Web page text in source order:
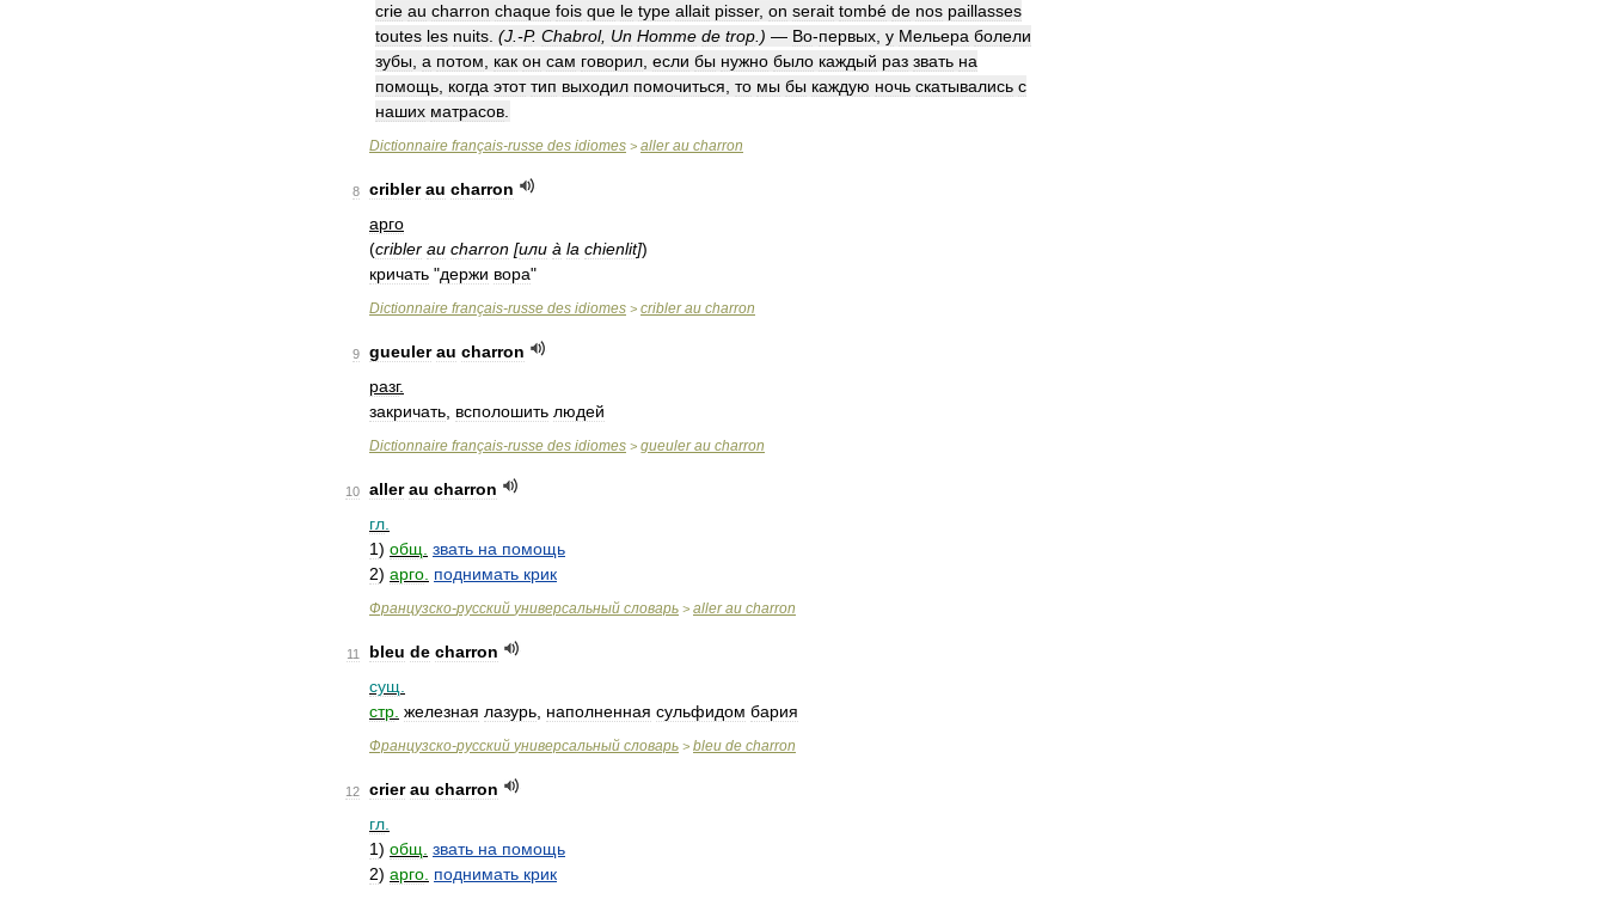
crie au charron chaque fois que le type allait pisser, on serait tombé de nos paillasses
toutes les nuits (J .-P. Chabrol, Un Homme de trop .) — Во-первых у Мельера болели
зубы а потом как он сам говорил если бы нужно было каждый раз звать на
помощь когда этот тип выходил помочиться то мы бы каждую ночь скатывались с
наших матрасов
Dictionnaire français-russe des idiomes > aller au charron
8 cribler au charron
арго
(cribler au charron [или à la chienlit])
кричать "держи вора"
Dictionnaire français-russe des idiomes > cribler au charron
9 gueuler au charron
разг.
закричать всполошить людей
Dictionnaire français-russe des idiomes > gueuler au charron
10 aller au charron
гл
1) общ звать на помощь
2) арго поднимать крик
Французско-русский универсальный словарь > aller au charron
11 bleu de charron
сущ
стр железная лазурь наполненная сульфидом бария
Французско-русский универсальный словарь > bleu de charron
12 crier au charron
гл
1) общ звать на помощь
2) арго поднимать крик